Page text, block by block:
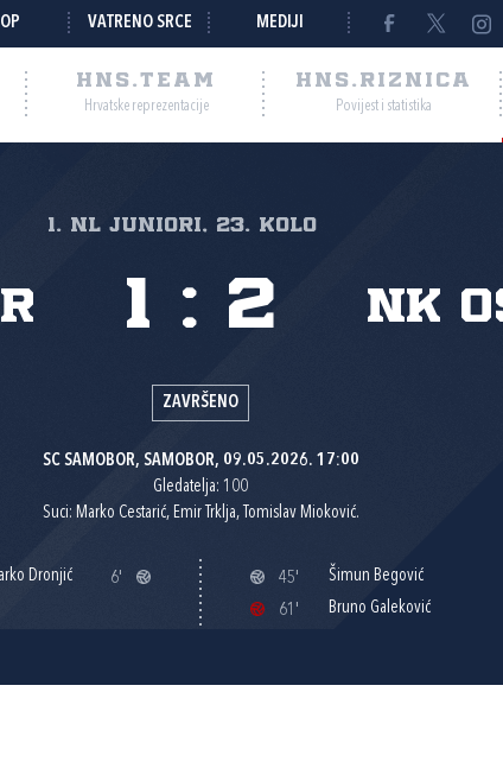
VATRENO SRCE MEDIJI
HNS.TEAM
Hrvatske reprezentacije
HNS.RIZNICA
Povijest i statistika
1. NL juniori, 23. kolo
NK
1 : 2
ZAVRŠENO
SC SAMOBOR, SAMOBOR, 09.05.2026. 17:00
Gledatelja: 100
Suci: Marko Cestarić, Emir Trklja, Tomislav Mioković.
Dronjić 6' 45'
Šimun Begović
61'
Bruno Galeković